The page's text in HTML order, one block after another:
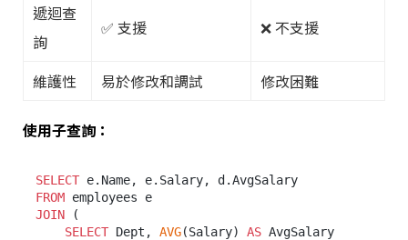
遞迴查
詢
✅ 支援 ❌ 不支援
維護性 易於修改和調試 修改困難
使用子查詢：
SELECT
FROM
JOIN (
SELECT Dept, AVG(Salary) AS AvgSalary